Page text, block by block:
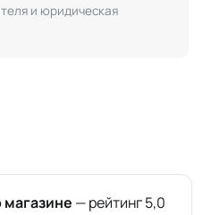
и юридическая
— рейтинг 5,0